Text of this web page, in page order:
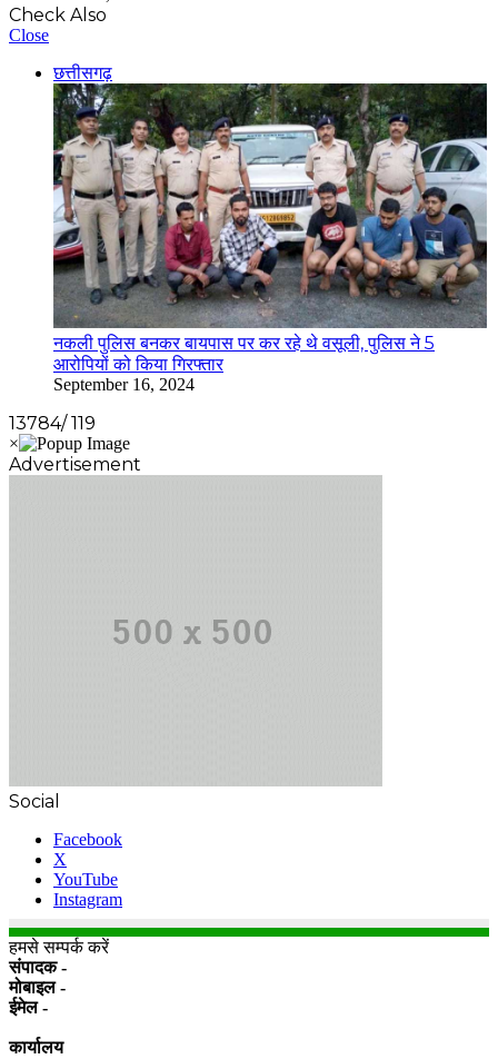
Check Also
Close
छत्तीसगढ़
नकली पुलिस बनकर बायपास पर कर रहे थे वसूली, पुलिस ने 5
आरोपियों को किया गिरफ्तार
September 16, 2024
13784/ 119
Advertisement
Social
Facebook
X
YouTube
Instagram
हमसे सम्पर्क करें
संपादक -
मोबाइल -
ईमेल -
कार्यालय